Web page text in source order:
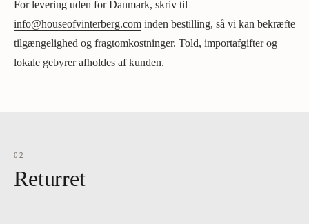
For levering uden for Danmark, skriv til
info@houseofvinterberg.com inden bestilling, så vi kan bekræfte
tilgængelighed og fragtomkostninger. Told, importafgifter og
lokale gebyrer afholdes af kunden.
02
Returret